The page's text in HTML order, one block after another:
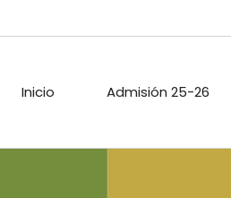
Inicio Admisión 25-26